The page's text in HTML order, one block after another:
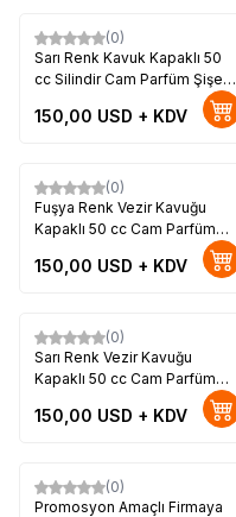
Yeni
(0)
Sarı Renk Kavuk Kapaklı 50
cc Silindir Cam Parfüm Şişesi
150,00 USD + KDV
Yeni
(0)
Fuşya Renk Vezir Kavuğu
Kapaklı 50 cc Cam Parfüm
150,00 USD + KDV
(0)
Sarı Renk Vezir Kavuğu
Kapaklı 50 cc Cam Parfüm
150,00 USD + KDV
(0)
Promosyon Amaçlı Firmaya